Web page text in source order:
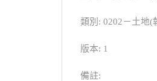
類別: 0202－土地(
版本: 1
備註: